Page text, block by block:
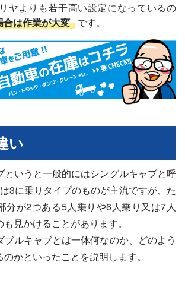
ヤよりも若干高い設定になっているの
合は作業が大変 です。
い
というと一般的にはシングルキャブと呼
3に乗りタイプのものが主流ですが、た
分が2つある5人乗りや6人乗り又は7人
見かけることがあります。
ブルキャブとは一体何なのか、どのよう
かといったことを説明します。